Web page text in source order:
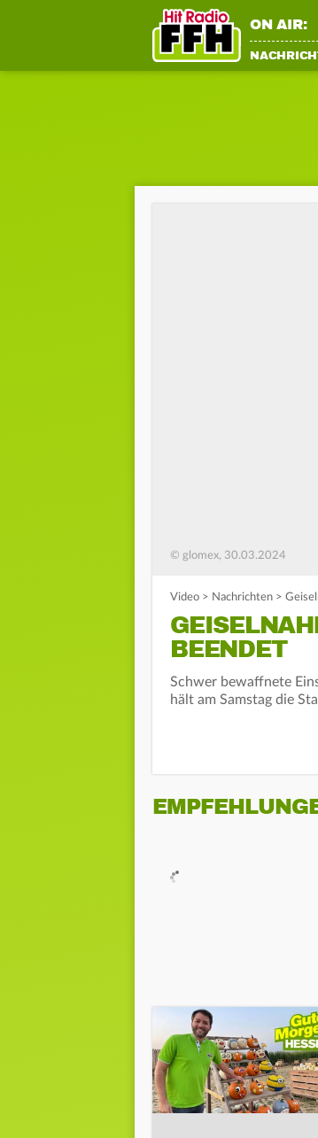
ON AIR:
© glomex, 30.03.2024
Video > Nachrichten >
BEENDET
Schwer bewaffnete
hält am Samstag die